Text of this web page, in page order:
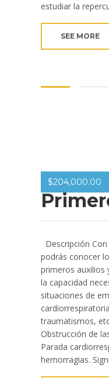
estudiar la
SEE MORE
$204,000.00
Descripción
podrás conocer
primeros auxilios
la capacidad
situaciones de
traumatismos,
Obstrucción de
Parada
hemorragias.